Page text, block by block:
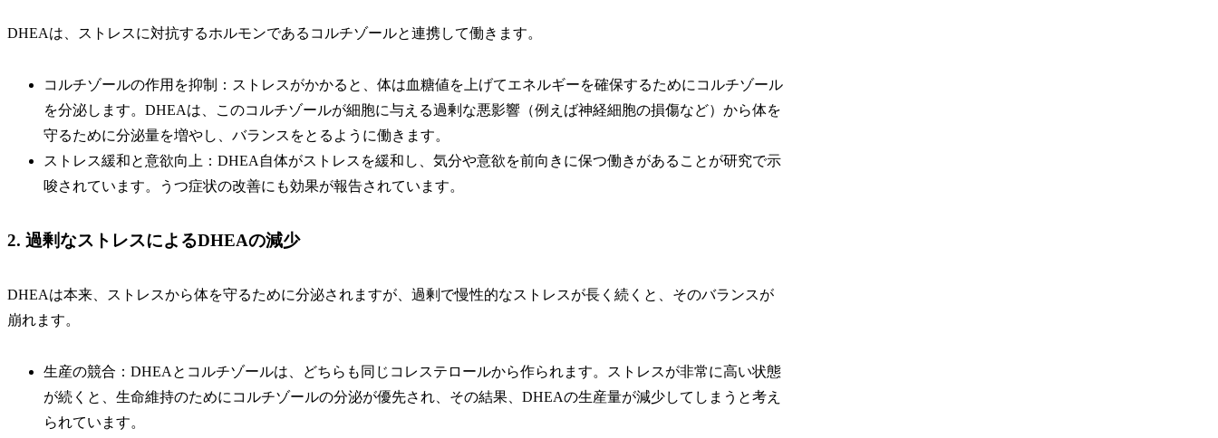
DHEAは、ストレスに対抗するホルモンであるコルチゾールと連携して働きます。
コルチゾールの作用を抑制：ストレスがかかると、体は血糖値を上げてエネルギーを確保するためにコルチゾール
を分泌します。DHEAは、このコルチゾールが細胞に与える過剰な悪影響（例えば神経細胞の損傷など）から体を
守るために分泌量を増やし、バランスをとるように働きます。
ストレス緩和と意欲向上：DHEA自体がストレスを緩和し、気分や意欲を前向きに保つ働きがあることが研究で示
唆されています。うつ症状の改善にも効果が報告されています。
2. 過剰なストレスによるDHEAの減少
DHEAは本来、ストレスから体を守るために分泌されますが、過剰で慢性的なストレスが長く続くと、そのバランスが
崩れます。
生産の競合：DHEAとコルチゾールは、どちらも同じコレステロールから作られます。ストレスが非常に高い状態
が続くと、生命維持のためにコルチゾールの分泌が優先され、その結果、DHEAの生産量が減少してしまうと考え
られています。